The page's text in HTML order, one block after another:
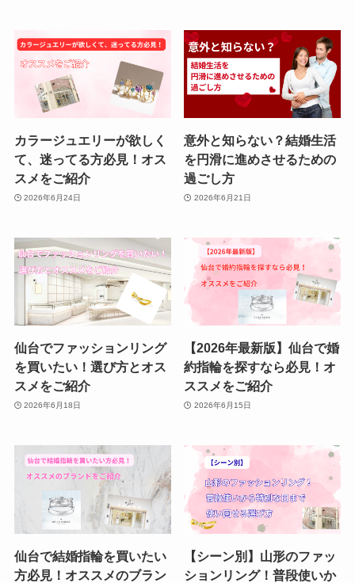
カラージュエリーが欲しく
て、迷ってる方必見！オス
スメをご紹介
2026年6月24日
意外と知らない？結婚生活
を円滑に進めさせるための
過ごし方
2026年6月21日
仙台でファッションリング
を買いたい！選び方とオス
スメをご紹介
2026年6月18日
【2026年最新版】仙台で婚
約指輪を探すなら必見！オ
ススメをご紹介
2026年6月15日
仙台で結婚指輪を買いたい
方必見！オススメのブラン
【シーン別】山形のファッ
ションリング！普段使いか